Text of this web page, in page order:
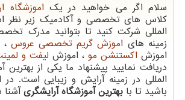
سلام اگر می خواهید در یک اموزشگاه
کلاس های تخصصی و آکادمیک زیر نظر
المللی شرکت کنید تا بتوانید مدرک
زمینه های اموزش گریم تخصصی عروس،
اموزش اکستنشن مو ، اموزش لیفت و
دریافت نمایید پیشنهاد ما یکی از بهترین
المللی در زمینه آرایش و زیبایی است. در
باشید تا با بهترین آموزشگاه آرایشگری